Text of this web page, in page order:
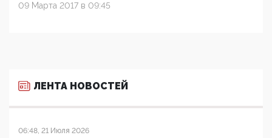
09 Марта 2017 в 09:45
ЛЕНТА НОВОСТЕЙ
06:48, 21 Июля 2026